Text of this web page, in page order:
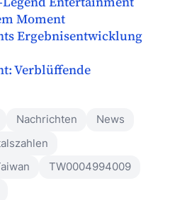
Moment
Ergebnisentwicklung
Verblüffende
Nachrichten
News
TW0004994009